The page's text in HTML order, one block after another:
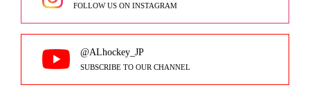
FOLLOW US ON INSTAGRAM
@ALhockey_JP
SUBSCRIBE TO OUR CHANNEL